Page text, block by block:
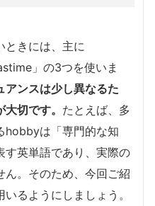
ときには、主に
」の3つを使いま
アンスは少し異なるた
切です。 たとえば、多
hobbyは「専門的な知
す英単語であり、実際の
ん。そのため、今回ご紹
るようにしましょう。